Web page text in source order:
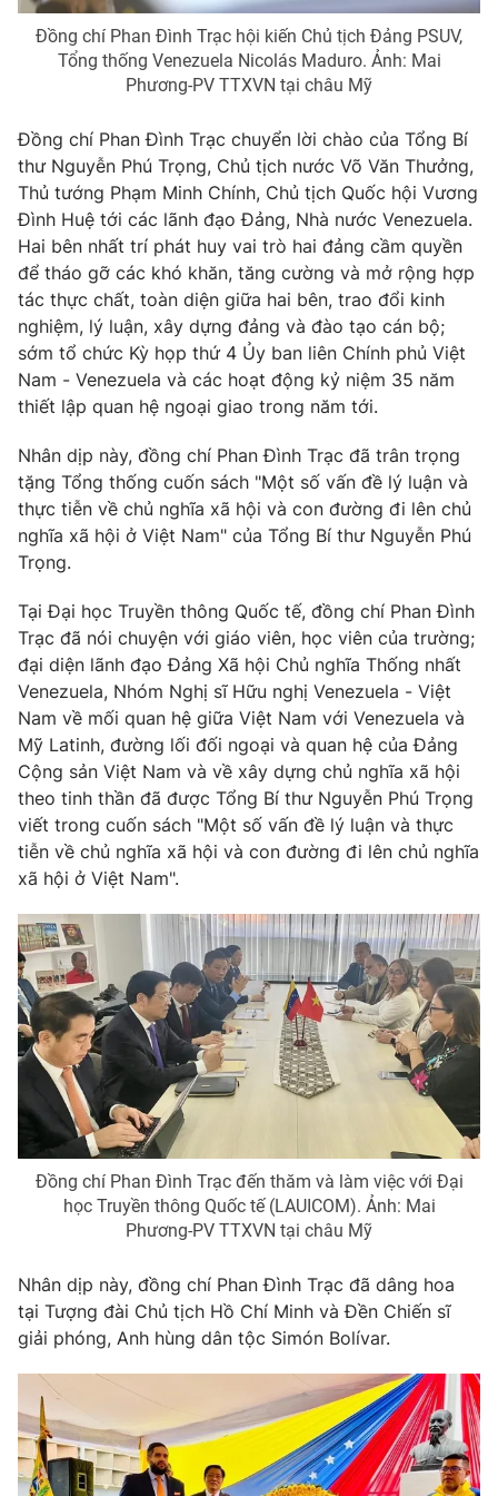
Sản phẩm
Thị trường
Lịch phát sóng
Chuyên mục khác
Emagazine Podcast
Photo Infographic
Video Shorts video
VTV Money VTV Thể thao
VTV Sức khoẻ Bất động sản
Thị trường 24h Tấm lòng Việt
VTV4
VTV9 VTV8
Liên hệ tòa soạn English
THỜI BÁO VTV
Theo dõi báo trên
Cơ quan chủ quản:Đài Truyền hình Việt Nam
Cơ quan báo chí:Thời báo VTV
Giấy phép hoạt động báo in và báo điện tử số 483/GP-BTTTT
cấp ngày 29/12/2023
Tổng Biên tập:Vũ Thanh Thủy
Phó Tổng Biên tập: Nguyễn Thị Mỹ Hạnh, Phạm Quốc Thắng,
Nguyễn Trọng Ninh
Tổng đài VTV:024.38 355 931 - 024.38 355 932
Ðiện thoại Thời báo VTV:024.66 897 897
Liên hệ quảng cáo:024-7300.7108
Đồng chí Phan Đình Trạc hội kiến Chủ tịch Đảng PSUV,
Tổng thống Venezuela Nicolás Maduro. Ảnh: Mai
Phương-PV TTXVN tại châu Mỹ
Đồng chí Phan Đình Trạc chuyển lời chào của Tổng Bí
thư Nguyễn Phú Trọng, Chủ tịch nước Võ Văn Thưởng,
Thủ tướng Phạm Minh Chính, Chủ tịch Quốc hội Vương
Đình Huệ tới các lãnh đạo Đảng, Nhà nước Venezuela.
Hai bên nhất trí phát huy vai trò hai đảng cầm quyền
để tháo gỡ các khó khăn, tăng cường và mở rộng hợp
tác thực chất, toàn diện giữa hai bên, trao đổi kinh
nghiệm, lý luận, xây dựng đảng và đào tạo cán bộ;
sớm tổ chức Kỳ họp thứ 4 Ủy ban liên Chính phủ Việt
Nam - Venezuela và các hoạt động kỷ niệm 35 năm
thiết lập quan hệ ngoại giao trong năm tới.
Nhân dịp này, đồng chí Phan Đình Trạc đã trân trọng
tặng Tổng thống cuốn sách "Một số vấn đề lý luận và
thực tiễn về chủ nghĩa xã hội và con đường đi lên chủ
nghĩa xã hội ở Việt Nam" của Tổng Bí thư Nguyễn Phú
Trọng.
Tại Đại học Truyền thông Quốc tế, đồng chí Phan Đình
Trạc đã nói chuyện với giáo viên, học viên của trường;
đại diện lãnh đạo Đảng Xã hội Chủ nghĩa Thống nhất
Venezuela, Nhóm Nghị sĩ Hữu nghị Venezuela - Việt
Nam về mối quan hệ giữa Việt Nam với Venezuela và
Mỹ Latinh, đường lối đối ngoại và quan hệ của Đảng
Cộng sản Việt Nam và về xây dựng chủ nghĩa xã hội
theo tinh thần đã được Tổng Bí thư Nguyễn Phú Trọng
viết trong cuốn sách "Một số vấn đề lý luận và thực
tiễn về chủ nghĩa xã hội và con đường đi lên chủ nghĩa
xã hội ở Việt Nam".
Đồng chí Phan Đình Trạc đến thăm và làm việc với Đại
học Truyền thông Quốc tế (LAUICOM). Ảnh: Mai
Phương-PV TTXVN tại châu Mỹ
Nhân dịp này, đồng chí Phan Đình Trạc đã dâng hoa
tại Tượng đài Chủ tịch Hồ Chí Minh và Đền Chiến sĩ
giải phóng, Anh hùng dân tộc Simón Bolívar.